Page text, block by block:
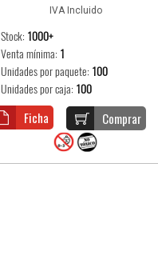
IVA Incluido
Stock: 1000+
Venta mínima: 1
Unidades por paquete: 100
Unidades por caja: 100
Comprar
Ficha